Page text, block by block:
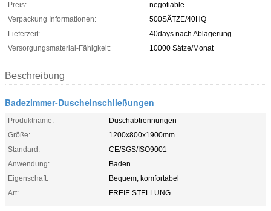
Preis:
negotiable
Verpackung Informationen:
500SÄTZE/40HQ
Lieferzeit:
40days nach Ablagerung
Versorgungsmaterial-Fähigkeit:
10000 Sätze/Monat
Beschreibung
Badezimmer-Duscheinschließungen
Produktname:
Duschabtrennungen
Größe:
1200x800x1900mm
Standard:
CE/SGS/ISO9001
Anwendung:
Baden
Eigenschaft:
Bequem, komfortabel
Art:
FREIE STELLUNG